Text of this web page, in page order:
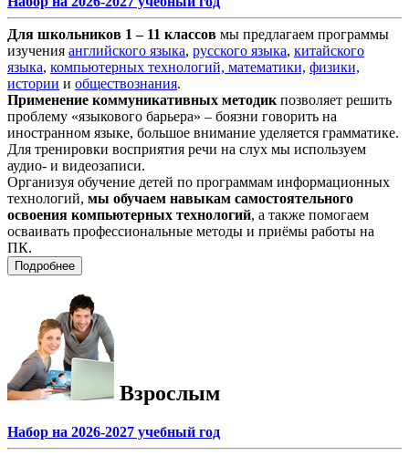
Для школьников 1 – 11 классов мы предлагаем программы
изучения английского языка, русского языка, китайского
языка, компьютерных технологий, математики, физики,
истории и обществознания.
Применение коммуникативных методикпозволяет решить
проблему «языкового барьера» – боязни говорить на
иностранном языке, большое внимание уделяется грамматике.
Для тренировки восприятия речи на слух мы используем
аудио- и видеозаписи.
Организуя обучение детей по программам информационных
технологий, мы обучаем навыкам самостоятельного
освоения компьютерных технологий, а также помогаем
осваивать профессиональные методы и приёмы работы на
ПК.
Подробнее
Взрослым
Набор на 2026-2027 учебный год